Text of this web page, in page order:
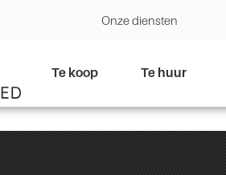
Onze diensten
Te koop Te huur